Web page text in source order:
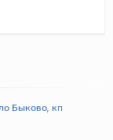
Быково, кп